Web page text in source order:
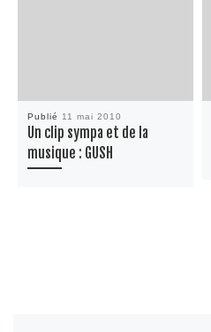
Publié 11 mai 2010
Un clip sympa et de la
musique : GUSH